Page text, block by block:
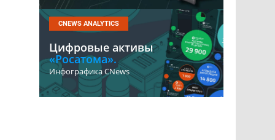
CNEWS ANALYTICS
Цифровые активы
«Росатома».
Инфографика CNews